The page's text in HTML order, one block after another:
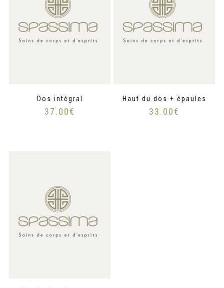
Dos intégral
37.00€
Haut du dos + épaules
33.00€